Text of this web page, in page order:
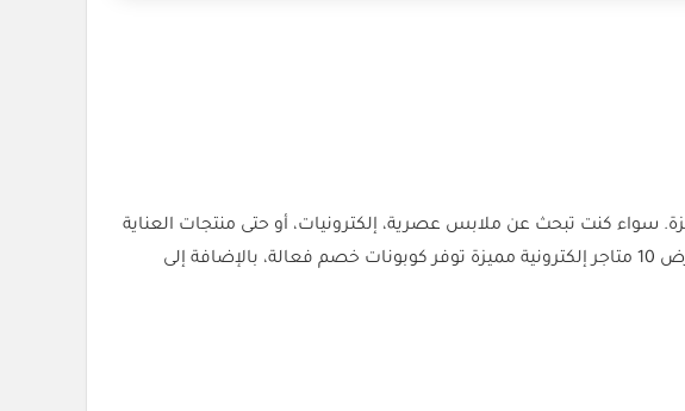
سواء كنت تبحث عن ملابس عصرية، إلكترونيات، أو حتى منتجات العناية
الشخصية، فإن المتاجر الإلكترونية توفر لك خصومات كبيرة عبر كوبونات الخصم. في هذا المقال، سنستعرض 10 متاجر إلكترونية مميزة توفر كوبونات خصم فعالة، بالإضافة إلى